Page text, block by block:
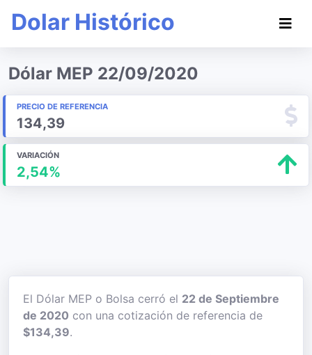
Dolar Histórico
Dólar MEP 22/09/2020
PRECIO DE REFERENCIA
134,39
VARIACIÓN
2,54%
El Dólar MEP o Bolsa cerró el 22 de Septiembre
de 2020 con una cotización de referencia de
$134,39.